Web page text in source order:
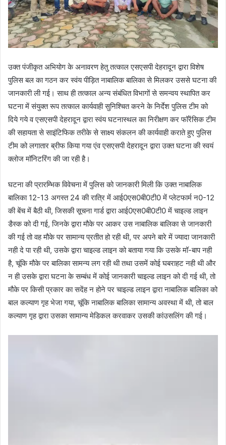
उक्त पंजीकृत अभियोग के अनावरण हेतु तत्काल एसएसपी देहरादून द्वारा विशेष
पुलिस बल का गठन कर स्वंय पीड़ित नाबालिक बालिका से मिलकर उससे घटना की
जानकारी ली गई। साथ ही तत्काल अन्य संबंधित विभागों से समन्वय स्थापित कर
घटना में संयुक्त रूप तत्काल कार्यवाही सुनिश्चित करने के निर्देश पुलिस टीम को
दिये गये व एसएसपी देहरादून द्वारा स्वंय घटनास्थल का निरीक्षण कर फॉरेंसिक टीम
की सहायता से साइंटिफिक तरीके से साक्ष्य संकलन की कार्यवाही कराते हुए पुलिस
टीम को लगातार ब्रीफ किया गया एंव एसएसपी देहरादून द्वारा उक्त घटना की स्वयं
क्लोज मॉनिटरिंग की जा रही है।
घटना की प्रारम्भिक विवेचना में पुलिस को जानकारी मिली कि उक्त नाबालिक
बालिका 12-13 अगस्त 24 की रात्रि में आई0एस0बी0टी0 में प्लेटफार्म न0-12
की बेंच में बैठी थी, जिसकी सूचना गार्ड द्वारा आई0एस0बी0टी0 में चाइल्ड लाइन
डैस्क को दी गई, जिनके द्वारा मौके पर आकर उस नाबालिक बालिका से जानकारी
की गई तो वह मौके पर सामान्य प्रतीत हो रही थी, पर अपने बारे में ज्यादा जानकारी
नही दे पा रही थी, उसके द्वारा चाइल्ड लाइन को बताया गया कि उसके मॉ-बाप नही
है, चूंकि मौके पर बालिका सामन्य लग रही थी तथा उसमें कोई घबराहट नही थी और
न ही उसके द्वारा घटना के सम्बंध में कोई जानकारी चाइल्ड लाइन को दी गई थी, तो
मौके पर किसी प्रकार का सदेंह न होने पर चाइल्ड लाइन द्वारा नाबालिक बालिका को
बाल कल्याण गृह भेजा गया, चूंकि नाबालिक बालिका सामान्य अवस्था में थी, तो बाल
कल्याण गृह द्वारा उसका सामान्य मेडिकल करवाकर उसकी कांउसलिंग की गई।